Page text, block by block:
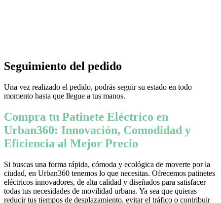
Seguimiento del pedido
Una vez realizado el pedido, podrás seguir su estado en todo
momento hasta que llegue a tus manos.
Compra tu Patinete Eléctrico en
Urban360: Innovación, Comodidad y
Eficiencia al Mejor Precio
Si buscas una forma rápida, cómoda y ecológica de moverte por la
ciudad, en Urban360 tenemos lo que necesitas. Ofrecemos patinetes
eléctricos innovadores, de alta calidad y diseñados para satisfacer
todas tus necesidades de movilidad urbana. Ya sea que quieras
reducir tus tiempos de desplazamiento, evitar el tráfico o contribuir